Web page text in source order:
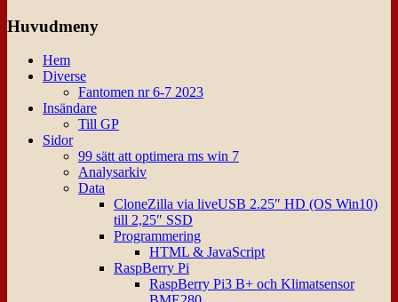
Huvudmeny
Hem
Diverse
Fantomen nr 6-7 2023
Insändare
Till GP
Sidor
99 sätt att optimera ms win 7
Analysarkiv
Data
CloneZilla via liveUSB 2.25″ HD (OS Win10)
till 2,25″ SSD
Programmering
HTML & JavaScript
RaspBerry Pi
RaspBerry Pi3 B+ och Klimatsensor